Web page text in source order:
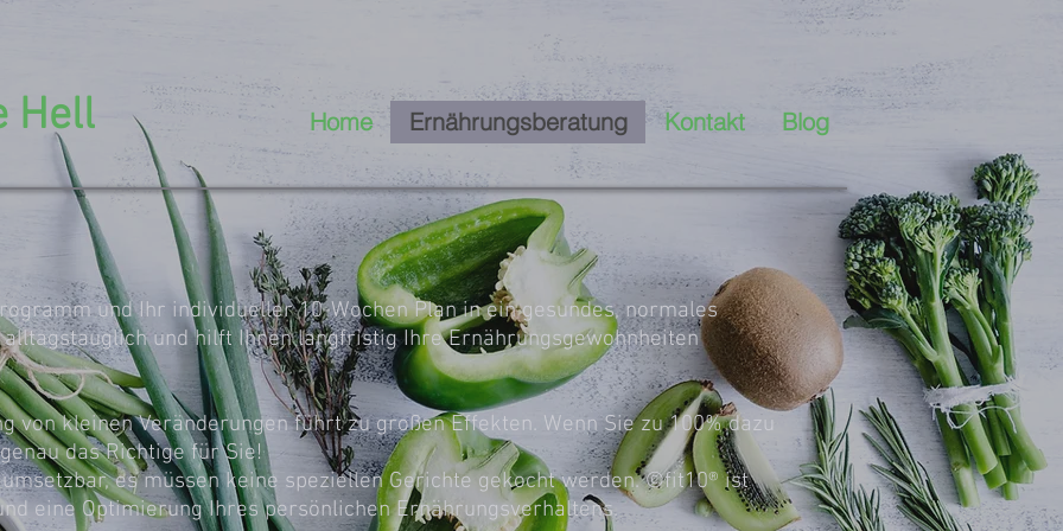
Hell Home Ernährungsberatung Kontakt Blog
und Ihr individueller 10-Wochen Plan in ein gesundes, normales
und hilft Ihnen langfristig Ihre Ernährungsgewohnheiten
von kleinen Veränderungen führt zu großen Effekten. Wenn Sie zu 100% dazu
das Richtige für Sie!
es müssen keine speziellen Gerichte gekocht werden. ©fit10® ist
eine Optimierung Ihres persönlichen Ernährungsverhaltens.